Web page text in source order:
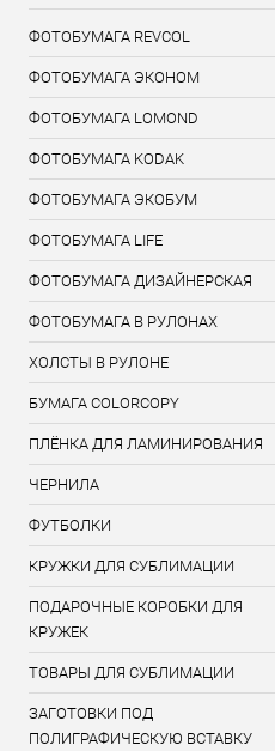
ФОТОБУМАГА REVCOL
ФОТОБУМАГА ЭКОНОМ
ФОТОБУМАГА LOMOND
ФОТОБУМАГА KODAK
ФОТОБУМАГА ЭКОБУМ
ФОТОБУМАГА LIFE
ФОТОБУМАГА ДИЗАЙНЕРСКАЯ
ФОТОБУМАГА В РУЛОНАХ
ХОЛСТЫ В РУЛОНЕ
БУМАГА COLORCOPY
ПЛЁНКА ДЛЯ ЛАМИНИРОВАНИЯ
ЧЕРНИЛА
ФУТБОЛКИ
КРУЖКИ ДЛЯ СУБЛИМАЦИИ
ПОДАРОЧНЫЕ КОРОБКИ ДЛЯ
КРУЖЕК
ТОВАРЫ ДЛЯ СУБЛИМАЦИИ
ЗАГОТОВКИ ПОД
ПОЛИГРАФИЧЕСКУЮ ВСТАВКУ